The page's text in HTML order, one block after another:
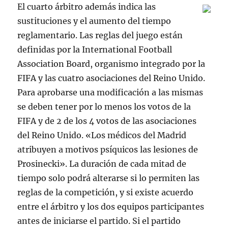
El cuarto árbitro además indica las
sustituciones y el aumento del tiempo
reglamentario. Las reglas del juego están
definidas por la International Football
Association Board, organismo integrado por la
FIFA y las cuatro asociaciones del Reino Unido.
Para aprobarse una modificación a las mismas
se deben tener por lo menos los votos de la
FIFA y de 2 de los 4 votos de las asociaciones
del Reino Unido. «Los médicos del Madrid
atribuyen a motivos psíquicos las lesiones de
Prosinecki». La duración de cada mitad de
tiempo solo podrá alterarse si lo permiten las
reglas de la competición, y si existe acuerdo
entre el árbitro y los dos equipos participantes
antes de iniciarse el partido. Si el partido